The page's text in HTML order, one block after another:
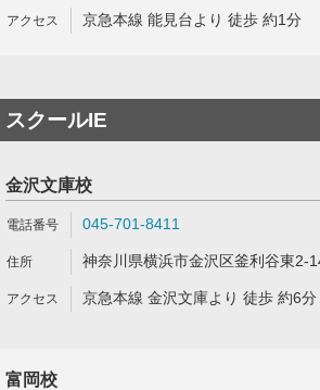
京急本線 能見台より 徒歩 約1分
スクールIE
金沢文庫校
045-701-8411
神奈川県横浜市金沢区釜利谷東2-
京急本線 金沢文庫より 徒歩 約6分
富岡校